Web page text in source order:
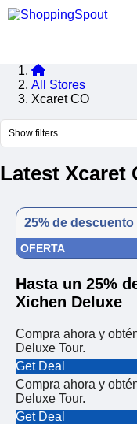
All Stores
Xcaret CO
Show filters
Latest Xcaret
25% de descuento
OFERTA
Hasta un 25%
Xichen Deluxe
Compra ahora y
Deluxe Tour.
Get Deal
Compra ahora y
Deluxe Tour.
Get Deal